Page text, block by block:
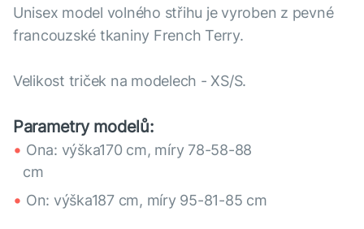
Unisex model volného střihu je vyroben z pevné
francouzské tkaniny French Terry.
Velikost triček na modelech - XS/S.
Parametry modelů:
Ona: výška170 cm, míry 78-58-88
cm
On: výška187 cm, míry 95-81-85 cm